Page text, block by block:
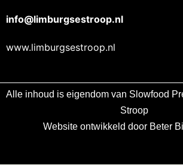
info@limburgsestroop.nl
www.limburgsestroop.nl
Alle inhoud is eigendom van Slowfood
Stroop
Website ontwikkeld door Beter